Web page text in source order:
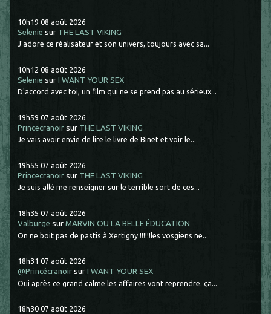
10h19 08 août 2026
Selenie sur THE LAST VIKING
J'adore ce réalisateur et son univers, toujours avec sa...
10h12 08 août 2026
Selenie surI WANT YOUR SEX
D'accord avec toi, un film qui ne se prend pas au sérieux...
19h59 07 août 2026
Princecranoir sur THE LAST VIKING
Je vais avoir envie de lire le livre de Binet et voir le...
19h55 07 août 2026
Princecranoir sur THE LAST VIKING
Je suis allé me renseigner sur le terrible sort de ces...
18h35 07 août 2026
Valburge surMARVIN OU LA BELLE ÉDUCATION
On ne boit pas de pastis à Xertigny !!!!!!les vosgiens ne...
18h31 07 août 2026
@Princécranoir surI WANT YOUR SEX
Oui après ce grand calme les affaires vont reprendre. ça...
18h30 07 août 2026